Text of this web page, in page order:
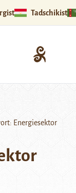
Tadschikistan
Energiesektor